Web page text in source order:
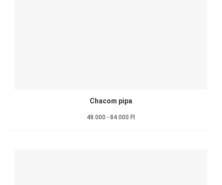
Chacom pipa
48.000 - 84.000 Ft